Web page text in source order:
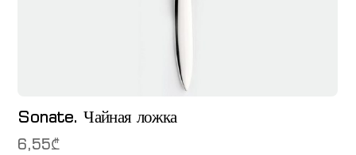
Sonate. Чайная ложка
6,55₾